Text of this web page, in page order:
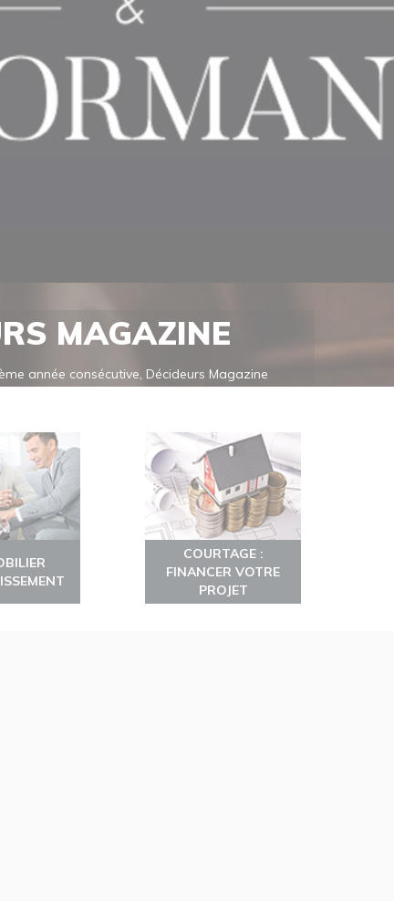
MAGAZINE
année consécutive, Décideurs Magazine
position dans le Sud-Est de la France comme
COURTAGE :
FINANCER VOTRE
PROJET